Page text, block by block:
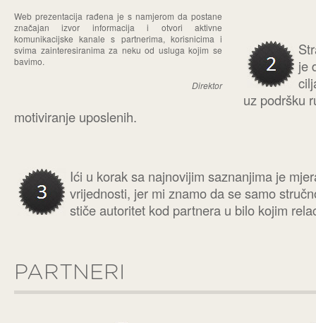
Web prezentacija rađena je s namjerom da postane
značajan izvor informacija i otvori aktivne
komunikacijske kanale s partnerima, korisnicima i
svima zainteresiranima za neku od usluga kojim se
bavimo.
Direktor
je
uz podršku
motiviranje uposlenih.
Ići u korak sa najnovijim saznanjima je
vrijednosti, jer mi znamo da se samo
stiče autoritet kod partnera u bilo kojim
PARTNERI